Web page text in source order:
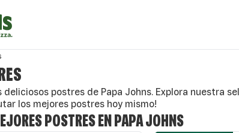
deliciosos postres de Papa Johns. Explora nuestra
los mejores postres hoy mismo!
POSTRES EN PAPA JOHNS